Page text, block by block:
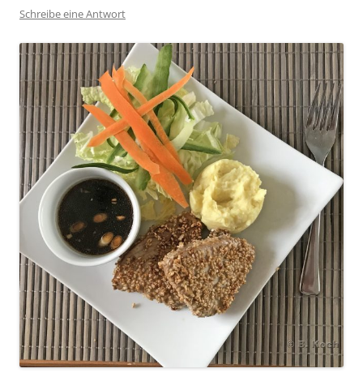
Schreibe eine Antwort